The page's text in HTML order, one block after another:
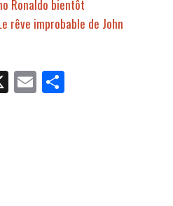
Ronaldo bientôt
rêve improbable de John
X E
m
Pa